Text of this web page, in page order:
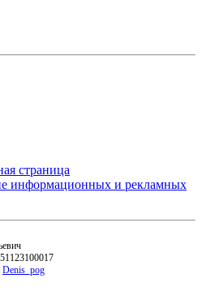
страница
информационных и рекламных
Denis_pog